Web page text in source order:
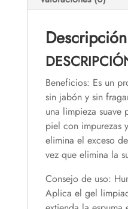
Descripción
Beneficios: Es un
sin jabón y sin
una limpieza suave
piel con impurezas
elimina el exceso
vez que elimina la
Consejo de uso:
Aplica el gel